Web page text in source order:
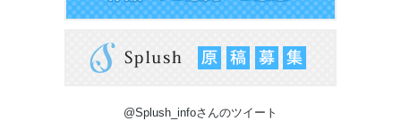
@Splush_infoさんのツイート